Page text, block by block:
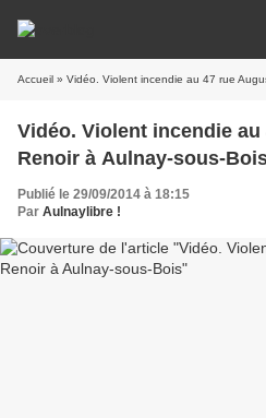
Accueil » Vidéo. Violent incendie au 47 rue
Vidéo. Violent incendie
Renoir à Aulnay-sous-
Publié le 29/09/2014 à 18:15
Par Aulnaylibre !